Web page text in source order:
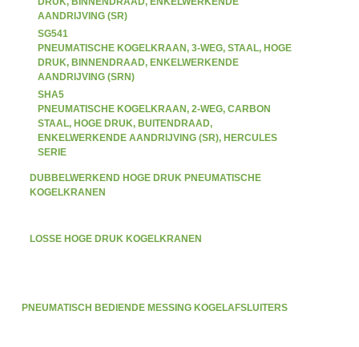
AANDRIJVING (SR)
SG541
PNEUMATISCHE KOGELKRAAN, 3-WEG, STAAL, HOGE
DRUK, BINNENDRAAD, ENKELWERKENDE
AANDRIJVING (SRN)
SHA5
PNEUMATISCHE KOGELKRAAN, 2-WEG, CARBON
STAAL, HOGE DRUK, BUITENDRAAD,
ENKELWERKENDE AANDRIJVING (SR), HERCULES
SERIE
DUBBELWERKEND HOGE DRUK PNEUMATISCHE
KOGELKRANEN
LOSSE HOGE DRUK KOGELKRANEN
PNEUMATISCH BEDIENDE MESSING KOGELAFSLUITERS